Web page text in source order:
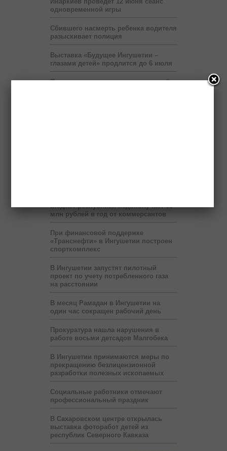
одновременной игры
Сбившего насмерть ребенка водителя
разыскивает полиция
Выставка «Будущее Ингушетии –
глазами детей» продлится до 6 июля
Правоохранители нашли в легковой
Бюджет республики недополучает 60
млн рублей в год от коммерсантов
При финансовой поддержке
«Транснефти» в Ингушетии построен
спорткомплекс
В Ингушетии запустят пилотный
проект по учету потребленного газа
на расстоянии
В месяц Рамадан в Ингушетии на
один час сокращен рабочий день
Прокуратура нашла нарушения в
работе восьми детсадов Малгобека
В Ингушетии принимаются меры по
прекращению безлицензионной
разработки полезных ископаемых
Социальные работники отмечают
профессиональный праздник
В Сахаровском центре открылась
выставка фоторабот детей из
республик Северного Кавказа